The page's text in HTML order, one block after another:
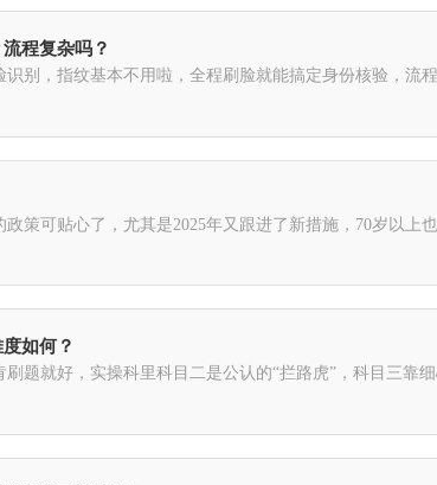
程复杂吗？
别，指纹基本不用啦，全程刷脸就能搞定身份核验，流
策可贴心了，尤其是2025年又跟进了新措施，70岁以
如何？
题就好，实操科里科目二是公认的“拦路虎”，科目三